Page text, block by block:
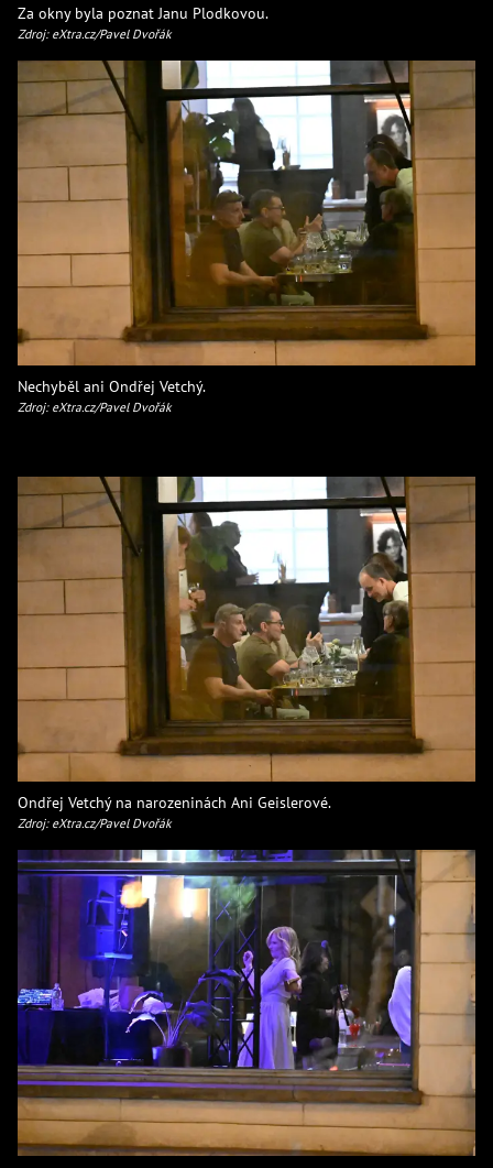
Za okny byla poznat Janu Plodkovou.
Zdroj: eXtra.cz/Pavel Dvořák
Nechyběl ani Ondřej Vetchý.
Zdroj: eXtra.cz/Pavel Dvořák
Ondřej Vetchý na narozeninách Ani Geislerové.
Zdroj: eXtra.cz/Pavel Dvořák